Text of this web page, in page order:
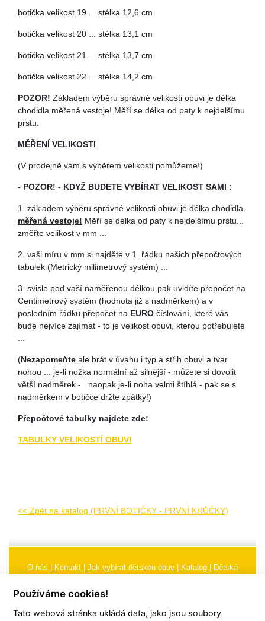
botička velikost 19 ... stélka 12,6 cm
botička velikost 20 ... stélka 13,1 cm
botička velikost 21 ... stélka 13,7 cm
botička velikost 22 ... stélka 14,2 cm
POZOR! Základem výběru správné velikosti obuvi je délka
chodidla měřená vestoje! Měří se délka od paty k nejdelšímu
prstu.
MĚŘENÍ VELIKOSTI
(V prodejně vám s výběrem velikosti pomůžeme!)
- POZOR! - KDYŽ BUDETE VYBÍRAT VELIKOST SAMI :
1. základem výběru správné velikosti obuvi je délka chodidla
měřená vestoje! Měří se délka od paty k nejdelšímu prstu...
změřte velikost v mm ...
2. vaši míru v mm si najděte v 1. řádku našich přepočtových
tabulek (Metrický milimetrový systém) ...
3. svisle pod vaší naměřenou délkou pak uvidíte přepočet na
Centimetrový systém (hodnota již s nadměrkem) a v
posledním řádku přepočet na EURO číslování, které vás
bude nejvíce zajímat - to je velikost obuvi, kterou potřebujete
(Nezapomeňte ale brát v úvahu i typ a střih obuvi a tvar
nohou ... je-li nožka normální až silnější - můžete si dovolit
větší nadměrek - naopak je-li noha velmi štíhlá - pak se s
nadměrkem v botičce držte zpátky!)
Přepočtové tabulky najdete zde:
TABULKY VELIKOSTÍ OBUVI
<< Zpět na katalog (PRVNÍ BOTIČKY - PRVNÍ KRŮČKY)
O nás Kontakt Jak vybírat dětskou obuv Katalog
Dětská
Používáme cookies!
Tato webová stránka ukládá data, jako jsou soubory